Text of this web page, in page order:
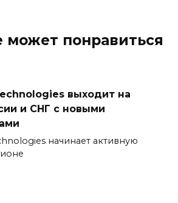
может понравиться
выходит на
и СНГ с новыми
начинает активную